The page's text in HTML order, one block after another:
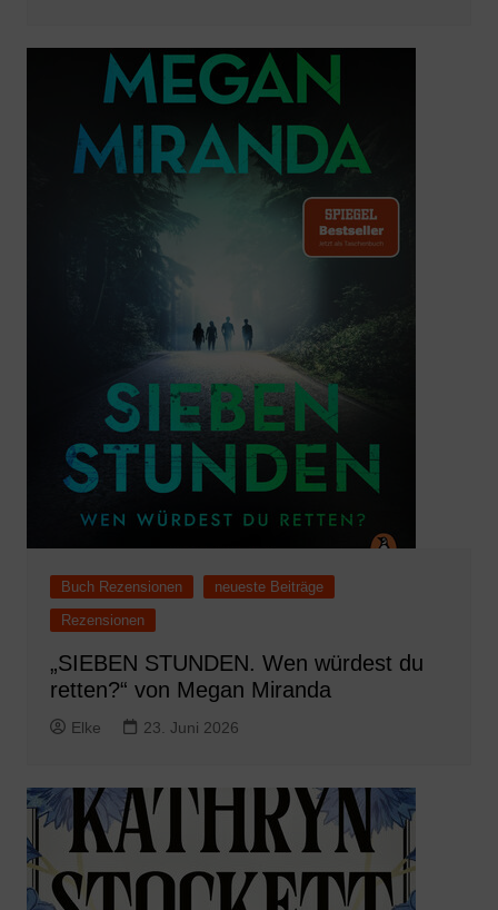
Buch Rezensionen
neueste Beiträge
Rezensionen
„SIEBEN STUNDEN. Wen würdest du
retten?“ von Megan Miranda
Elke 23. Juni 2026